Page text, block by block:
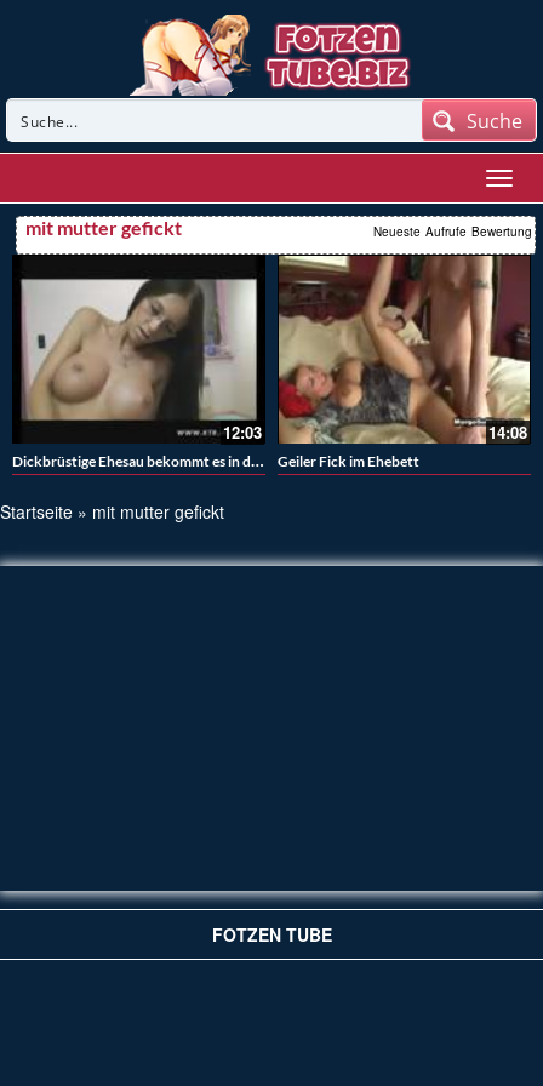
Suche
mit mutter gefickt Neueste Aufrufe Bewertung
12:03
Dickbrüstige Ehesau bekommt es in den Arsch
14:08
Geiler Fick im Ehebett
Startseite » mit mutter gefickt
FOTZEN TUBE